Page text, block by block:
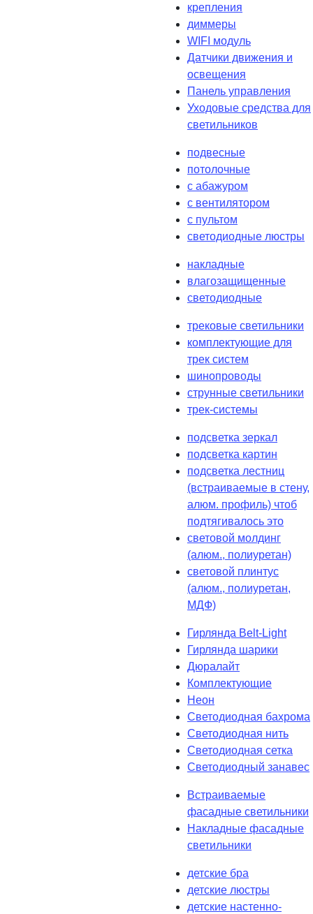
крепления
диммеры
WIFI модуль
Датчики движения и
освещения
Панель управления
Уходовые средства для
светильников
подвесные
потолочные
с абажуром
с вентилятором
с пультом
светодиодные люстры
накладные
влагозащищенные
светодиодные
трековые светильники
комплектующие для
трек систем
шинопроводы
струнные светильники
трек-системы
подсветка зеркал
подсветка картин
подсветка лестниц
(встраиваемые в стену,
алюм. профиль) чтоб
подтягивалось это
световой молдинг
(алюм., полиуретан)
световой плинтус
(алюм., полиуретан,
МДФ)
Гирлянда Belt-Light
Гирлянда шарики
Дюралайт
Комплектующие
Неон
Светодиодная бахрома
Светодиодная нить
Светодиодная сетка
Светодиодный занавес
Встраиваемые
фасадные светильники
Накладные фасадные
светильники
детские бра
детские люстры
детские настенно-